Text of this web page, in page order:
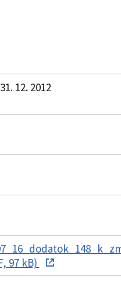
12. 2012
97 kB)